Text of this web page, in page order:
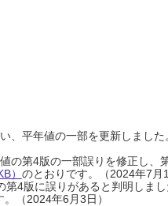
、平年値の一部を更新しました
の第4版の一部誤りを修正し
） のとおりです。（2024年7月
4版に誤りがあると判明しま
（2024年6月3日）